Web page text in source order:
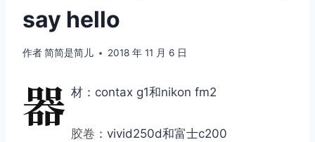
say hello
作者简简是简儿 2018 年 11 月 6 日
器 材：contax g1和nikon fm2
胶卷 ：vivid250d和富士c200